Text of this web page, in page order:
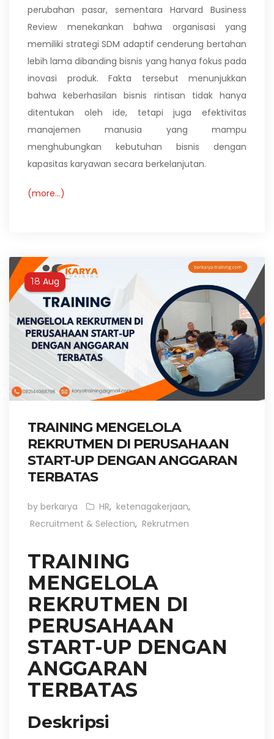
perubahan pasar, sementara Harvard Business
Review menekankan bahwa organisasi yang
memiliki strategi SDM adaptif cenderung bertahan
lebih lama dibanding bisnis yang hanya fokus pada
inovasi produk. Fakta tersebut menunjukkan
bahwa keberhasilan bisnis rintisan tidak hanya
ditentukan oleh ide, tetapi juga efektivitas
manajemen manusia yang mampu
menghubungkan kebutuhan bisnis dengan
kapasitas karyawan secara berkelanjutan.
(more…)
18 Aug
TRAINING MENGELOLA
REKRUTMEN DI PERUSAHAAN
START-UP DENGAN ANGGARAN
TERBATAS
by berkarya HR, ketenagakerjaan,
Recruitment & Selection, Rekrutmen
TRAINING
MENGELOLA
REKRUTMEN DI
PERUSAHAAN
START-UP DENGAN
ANGGARAN
TERBATAS
Deskripsi